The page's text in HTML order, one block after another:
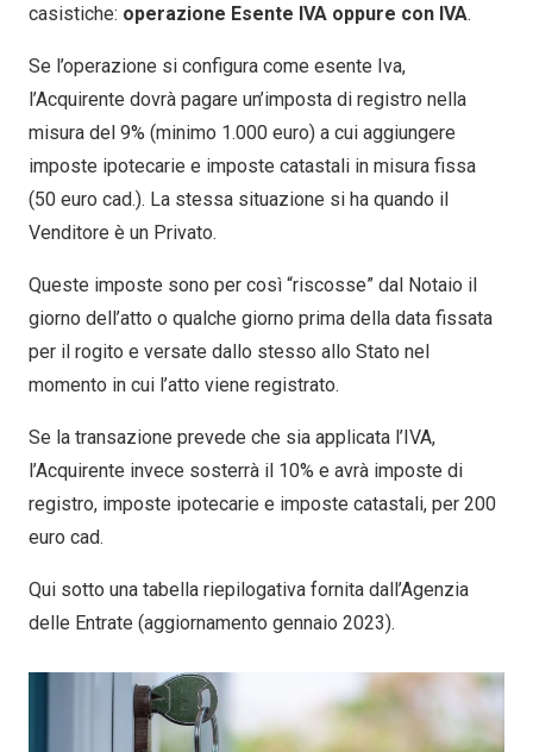
casistiche: operazione Esente IVA oppure con IVA.
Se l’operazione si configura come esente Iva,
l’Acquirente dovrà pagare un’imposta di registro nella
misura del 9% (minimo 1.000 euro) a cui aggiungere
imposte ipotecarie e imposte catastali in misura fissa
(50 euro cad.). La stessa situazione si ha quando il
Venditore è un Privato.
Queste imposte sono per così “riscosse” dal Notaio il
giorno dell’atto o qualche giorno prima della data fissata
per il rogito e versate dallo stesso allo Stato nel
momento in cui l’atto viene registrato.
Se la transazione prevede che sia applicata l’IVA,
l’Acquirente invece sosterrà il 10% e avrà imposte di
registro, imposte ipotecarie e imposte catastali, per 200
euro cad.
Qui sotto una tabella riepilogativa fornita dall’Agenzia
delle Entrate (aggiornamento gennaio 2023).